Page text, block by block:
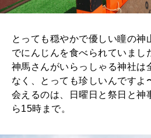
とっても穏やかで優しい瞳の神
でにんじんを食べられていまし
神馬さんがいらっしゃる神社は
なく、とっても珍しいんですよ
会えるのは、日曜日と祭日と神
ら15時まで。